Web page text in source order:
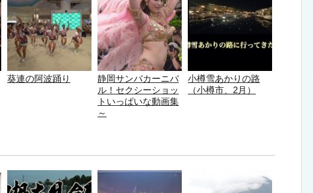
葵連の阿波踊り
静岡サンバカーニバ
ル！セクシーショッ
トいっぱいな動画集
～
小樽雪あかりの路
（小樽市、2月）